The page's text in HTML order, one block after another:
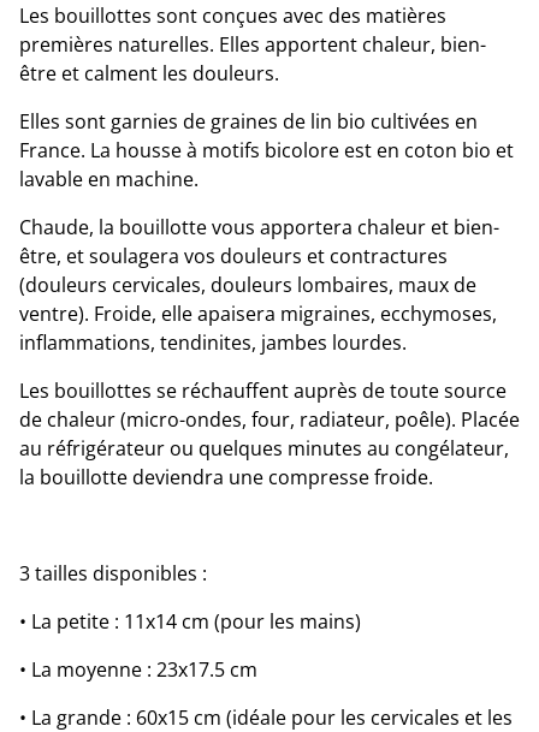
Les bouillottes sont conçues avec des matières
premières naturelles. Elles apportent chaleur, bien-
être et calment les douleurs.
Elles sont garnies de graines de lin bio cultivées en
France. La housse à motifs bicolore est en coton bio et
lavable en machine.
Chaude, la bouillotte vous apportera chaleur et bien-
être, et soulagera vos douleurs et contractures
(douleurs cervicales, douleurs lombaires, maux de
ventre). Froide, elle apaisera migraines, ecchymoses,
inflammations, tendinites, jambes lourdes.
Les bouillottes se réchauffent auprès de toute source
de chaleur (micro-ondes, four, radiateur, poêle). Placée
au réfrigérateur ou quelques minutes au congélateur,
la bouillotte deviendra une compresse froide.
3 tailles disponibles :
• La petite : 11x14 cm (pour les mains)
• La moyenne : 23x17.5 cm
• La grande : 60x15 cm (idéale pour les cervicales et les